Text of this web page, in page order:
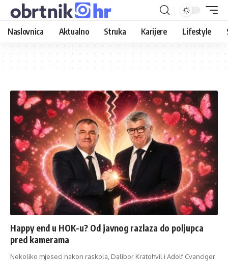
Naslovnica Aktualno Struka Karijere Lifestyle
Happy end u HOK-u? Od javnog razlaza do poljupca
pred kamerama
Nekoliko mjeseci nakon raskola, Dalibor Kratohvil i Adolf Cvanciger